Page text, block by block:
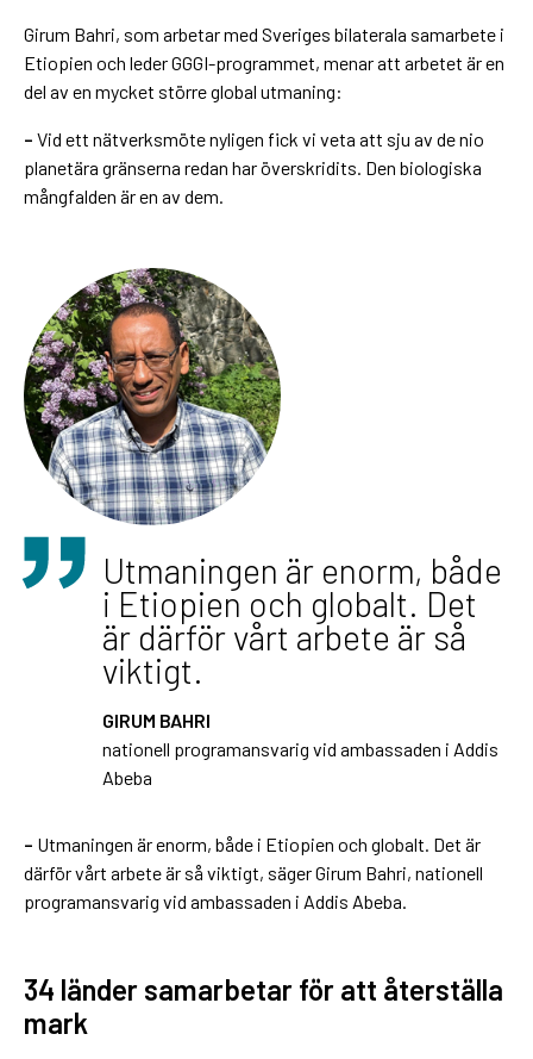
Girum Bahri, som arbetar med Sveriges bilaterala samarbete i
Etiopien och leder GGGI-programmet, menar att arbetet är en
del av en mycket större global utmaning:
– Vid ett nätverksmöte nyligen fick vi veta att sju av de nio
planetära gränserna redan har överskridits. Den biologiska
mångfalden är en av dem.
Utmaningen är enorm, både
i Etiopien och globalt. Det
är därför vårt arbete är så
viktigt.
GIRUM BAHRI
nationell programansvarig vid ambassaden i Addis
Abeba
– Utmaningen är enorm, både i Etiopien och globalt. Det är
därför vårt arbete är så viktigt, säger Girum Bahri, nationell
programansvarig vid ambassaden i Addis Abeba.
34 länder samarbetar för att återställa
mark